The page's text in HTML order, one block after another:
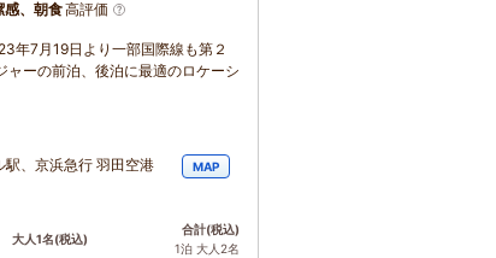
感、朝食高評価
年7月19日より一部国際線も第２
ャーの前泊、後泊に最適のロケーシ
、京浜急行 羽田空港
MAP
大人1名(税込)
合計(税込)
1泊 大人2名